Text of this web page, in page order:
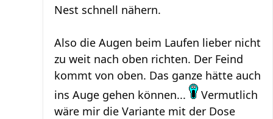
Nest schnell nähern.
Also die Augen beim Laufen lieber nicht
zu weit nach oben richten. Der Feind
kommt von oben. Das ganze hätte auch
ins Auge gehen können...
Vermutlich
wäre mir die Variante mit der Dose